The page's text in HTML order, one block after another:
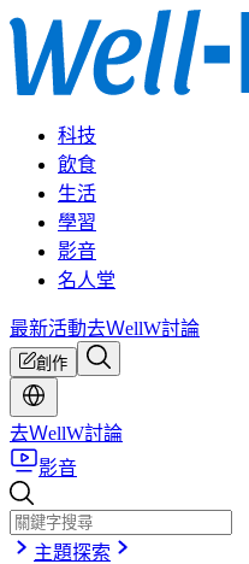
科技
飲食
生活
學習
影音
名人堂
最新活動去ＷellW討論
創作
去ＷellW討論
影音
主題探索